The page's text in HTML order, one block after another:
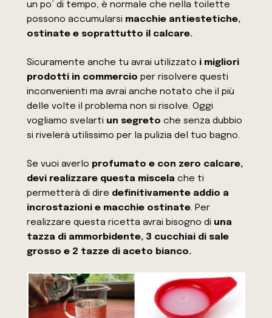
un po’ di tempo, è normale che nella toilette
possono accumularsi macchie antiestetiche,
ostinate e soprattutto il calcare.
Sicuramente anche tu avrai utilizzato i migliori
prodotti in commercio per risolvere questi
inconvenienti ma avrai anche notato che il più
delle volte il problema non si risolve. Oggi
vogliamo svelarti un segreto che senza dubbio
si rivelerà utilissimo per la pulizia del tuo bagno.
Se vuoi averlo profumato e con zero calcare,
devi realizzare questa miscela che ti
permetterà di dire definitivamente addio a
incrostazioni e macchie ostinate. Per
realizzare questa ricetta avrai bisogno di una
tazza di ammorbidente, 3 cucchiai di sale
grosso e 2 tazze di aceto bianco.